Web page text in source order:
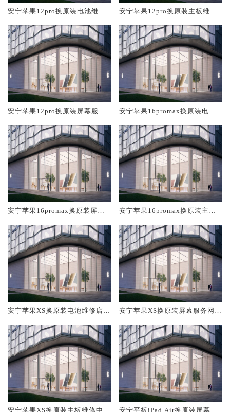
安宁苹果12pro换原装电池维修
安宁苹果12pro换原装主板维修
安宁苹果12pro换原装屏幕服务
安宁苹果16promax换原装电池
安宁苹果16promax换原装屏幕
安宁苹果16promax换原装主板
安宁苹果XS换原装电池维修店大
安宁苹果XS换原装屏幕服务网点
安宁苹果XS换原装主板维修中心
安宁平板iPad Air换原装屏幕服